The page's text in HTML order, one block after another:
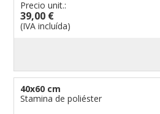
Precio unit.:
39,00 €
(IVA incluída)
40x60 cm
Stamina de poliéster